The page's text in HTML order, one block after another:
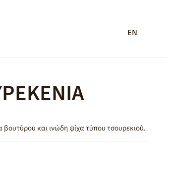
EN
και ινώδη ψίχα τύπου τσουρεκιού.